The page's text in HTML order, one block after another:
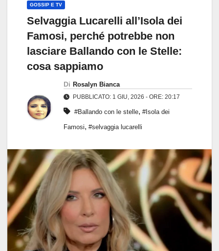
GOSSIP E TV
Selvaggia Lucarelli all’Isola dei
Famosi, perché potrebbe non
lasciare Ballando con le Stelle:
cosa sappiamo
Di Rosalyn Bianca
PUBBLICATO: 1 GIU, 2026 - ORE: 20:17
#Ballando con le stelle, #Isola dei
Famosi, #selvaggia lucarelli